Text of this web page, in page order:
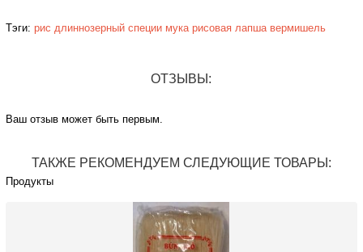
Тэги: рис длиннозерный специи мука рисовая лапша вермишель
ОТЗЫВЫ:
Ваш отзыв может быть первым.
ТАКЖЕ РЕКОМЕНДУЕМ СЛЕДУЮЩИЕ ТОВАРЫ:
Продукты